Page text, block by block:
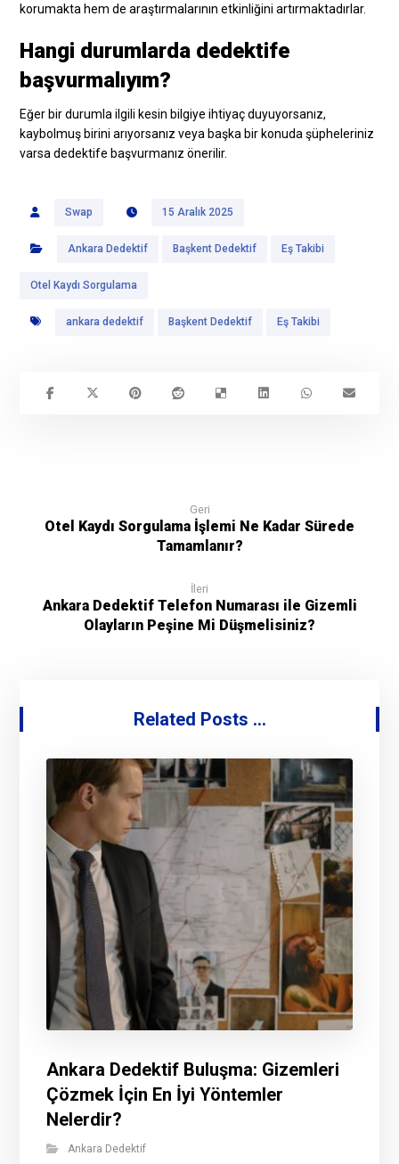
korumakta hem de araştırmalarının etkinliğini artırmaktadırlar.
Hangi durumlarda dedektife
başvurmalıyım?
Eğer bir durumla ilgili kesin bilgiye ihtiyaç duyuyorsanız,
kaybolmuş birini arıyorsanız veya başka bir konuda şüpheleriniz
varsa dedektife başvurmanız önerilir.
Swap 15 Aralık 2025
Ankara Dedektif Başkent Dedektif Eş Takibi
Otel Kaydı Sorgulama
ankara dedektif Başkent Dedektif Eş Takibi
Geri
Otel Kaydı Sorgulama İşlemi Ne Kadar Sürede
Tamamlanır?
İleri
Ankara Dedektif Telefon Numarası ile Gizemli
Olayların Peşine Mi Düşmelisiniz?
Related Posts ...
Ankara Dedektif Buluşma: Gizemleri
Çözmek İçin En İyi Yöntemler
Nelerdir?
Ankara Dedektif